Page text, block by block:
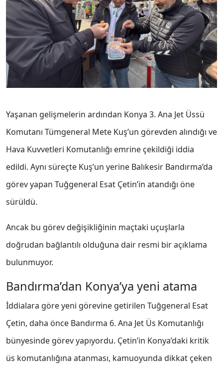
Yaşanan gelişmelerin ardından Konya 3. Ana Jet Üssü
Komutanı Tümgeneral Mete Kuş’un görevden alındığı ve
Hava Kuvvetleri Komutanlığı emrine çekildiği iddia
edildi. Aynı süreçte Kuş’un yerine Balıkesir Bandırma’da
görev yapan Tuğgeneral Esat Çetin’in atandığı öne
sürüldü.
Ancak bu görev değişikliğinin maçtaki uçuşlarla
doğrudan bağlantılı olduğuna dair resmi bir açıklama
bulunmuyor.
Bandırma’dan Konya’ya yeni atama
İddialara göre yeni görevine getirilen Tuğgeneral Esat
Çetin, daha önce Bandırma 6. Ana Jet Üs Komutanlığı
bünyesinde görev yapıyordu. Çetin’in Konya’daki kritik
üs komutanlığına atanması, kamuoyunda dikkat çeken